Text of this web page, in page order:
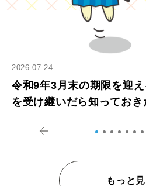
2026.07.24
令和9年3月末の期限を迎
を受け継いだら知っておき
もっと